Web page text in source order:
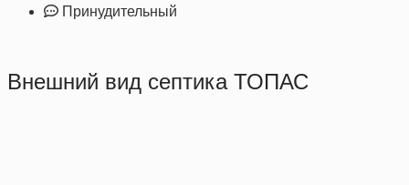
Принудительный
Внешний вид септика ТОПАС